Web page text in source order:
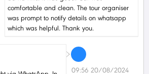
comfortable and clean. The tour organiser
was prompt to notify details on whatsapp
which was helpful. Thank you.
09:56 20/08/2024